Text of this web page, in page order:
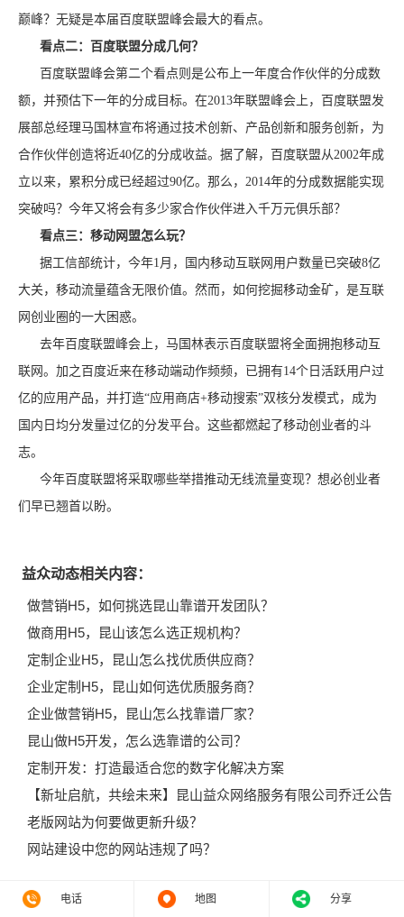
巅峰？无疑是本届百度联盟峰会最大的看点。
看点二：百度联盟分成几何？
百度联盟峰会第二个看点则是公布上一年度合作伙伴的分成数
额，并预估下一年的分成目标。在2013年联盟峰会上，百度联盟发
展部总经理马国林宣布将通过技术创新、产品创新和服务创新，为
合作伙伴创造将近40亿的分成收益。据了解，百度联盟从2002年成
立以来，累积分成已经超过90亿。那么，2014年的分成数据能实现
突破吗？今年又将会有多少家合作伙伴进入千万元俱乐部？
看点三：移动网盟怎么玩？
据工信部统计，今年1月，国内移动互联网用户数量已突破8亿
大关，移动流量蕴含无限价值。然而，如何挖掘移动金矿，是互联
网创业圈的一大困惑。
去年百度联盟峰会上，马国林表示百度联盟将全面拥抱移动互
联网。加之百度近来在移动端动作频频，已拥有14个日活跃用户过
亿的应用产品，并打造“应用商店+移动搜索”双核分发模式，成为
国内日均分发量过亿的分发平台。这些都燃起了移动创业者的斗
志。
今年百度联盟将采取哪些举措推动无线流量变现？想必创业者
们早已翘首以盼。
益众动态相关内容：
做营销H5，如何挑选昆山靠谱开发团队？
做商用H5，昆山该怎么选正规机构？
定制企业H5，昆山怎么找优质供应商？
企业定制H5，昆山如何选优质服务商？
企业做营销H5，昆山怎么找靠谱厂家？
昆山做H5开发，怎么选靠谱的公司？
定制开发：打造最适合您的数字化解决方案
【新址启航，共绘未来】昆山益众网络服务有限公司乔迁公告
老版网站为何要做更新升级？
网站建设中您的网站违规了吗？
电话 地图 分享